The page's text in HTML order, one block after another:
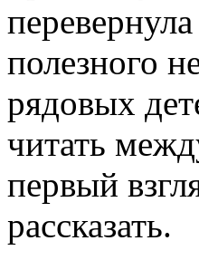
полезного
рядовых
читать
первый
рассказать.